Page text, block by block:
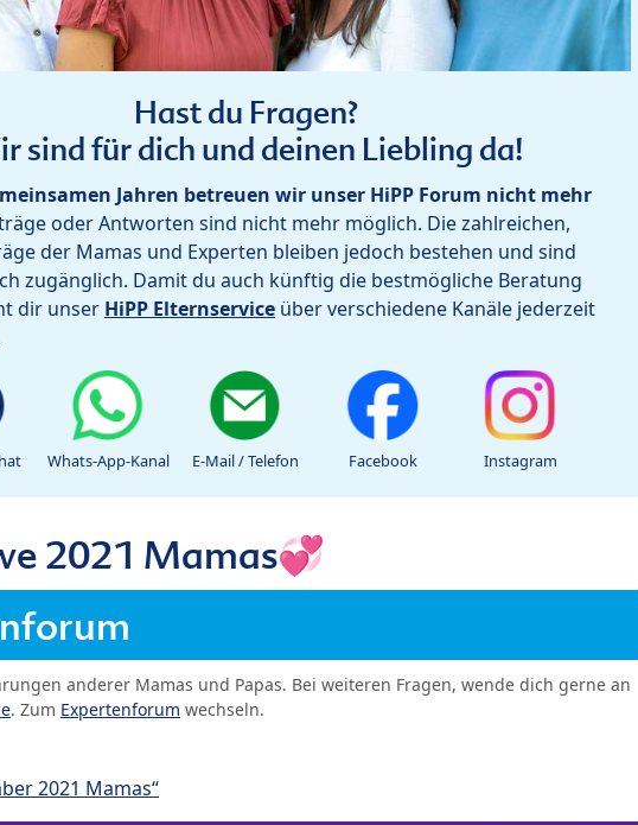
Hast du Fragen?
sind für dich und deinen Liebling da!
Jahren betreuen wir unser HiPP Forum nicht mehr
oder Antworten sind nicht mehr möglich. Die zahlreichen,
der Mamas und Experten bleiben jedoch bestehen und sind
zugänglich. Damit du auch künftig die bestmögliche Beratung
dir unser HiPP Elternservice über verschiedene Kanäle jederzeit
Whats-App-Kanal E-Mail / Telefon Facebook Instagram
2021 Mamas💞
anderer Mamas und Papas. Bei weiteren Fragen, wende dich gerne an
. Zum Expertenforum wechseln.
2021 Mamas“